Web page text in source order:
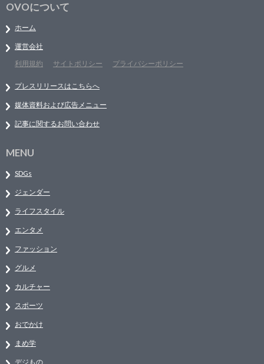
OVOについて
ホーム
運営会社
利用規約
サイトポリシー プライバシーポリシー
プレスリリースはこちらへ
媒体資料および広告メニュー
記事に関するお問い合わせ
MENU
SDGs
ジェンダー
ライフスタイル
エンタメ
ファッション
グルメ
カルチャー
スポーツ
おでかけ
まめ学
デジもの